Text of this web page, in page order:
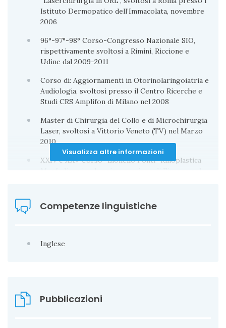
Istituto Dermopatico dell’Immacolata, novembre
2006
96°-97°-98° Corso-Congresso Nazionale SIO,
rispettivamente svoltosi a Rimini, Riccione e
Udine dal 2009-2011
Corso di: Aggiornamenti in Otorinolaringoiatria e
Audiologia, svoltosi presso il Centro Ricerche e
Studi CRS Amplifon di Milano nel 2008
Master di Chirurgia del Collo e di Microchirurgia
Laser, svoltosi a Vittorio Veneto (TV) nel Marzo
2010
XXIV e XXV Corso “Lionello Ponti” Rinoplastica
Morfodinamica, la prima sessione di Firenze nel
Corso di Aggiornamenti in Otorinolaringoiatria e
Audiologia, Endoscopia e Diagnostica per
Biennial International “Milano Masterclass”
Milano nel 2011
Visualizza altre informazioni
Competenze linguistiche
Inglese
Pubblicazioni